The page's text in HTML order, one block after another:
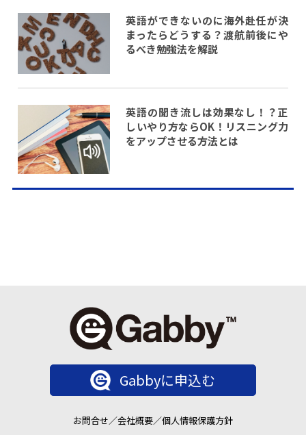
英語ができないのに海外赴任が決
まったらどうする？渡航前後にや
るべき勉強法を解説
英語の聞き流しは効果なし！？正
しいやり方ならOK！リスニング力
をアップさせる方法とは
Gabbyに申込む
お問合せ／会社概要／個人情報保護方針